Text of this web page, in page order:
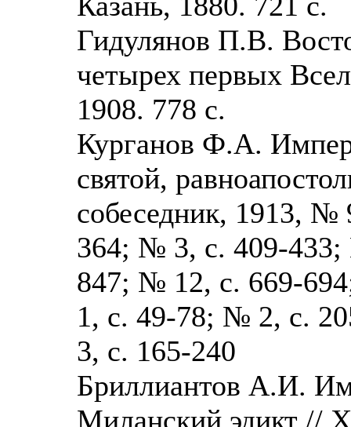
Гидулянов П.В.
четырех первых
1908. 778 с.
Курганов Ф.А.
святой,
собеседник, 1913,
364; № 3, с. 409-
847; № 12, с. 669-
1, с. 49-78; № 2, с.
3, с. 165-240
Бриллиантов А.И.
Миланский эдикт //